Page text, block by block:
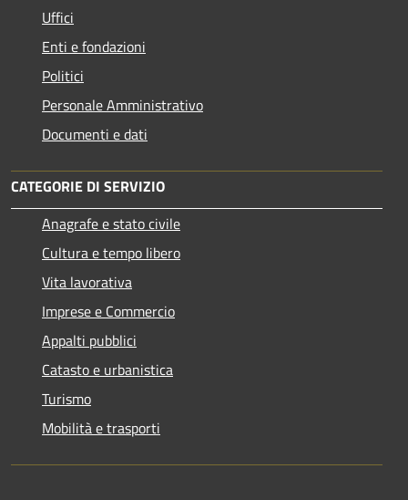
Uffici
Enti e fondazioni
Politici
Personale Amministrativo
Documenti e dati
CATEGORIE DI SERVIZIO
Anagrafe e stato civile
Cultura e tempo libero
Vita lavorativa
Imprese e Commercio
Appalti pubblici
Catasto e urbanistica
Turismo
Mobilità e trasporti